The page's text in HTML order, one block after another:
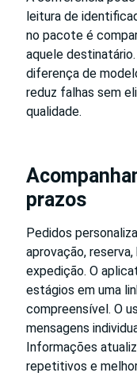
leitura de
no pacote é
aquele
diferença de
reduz falhas sem
qualidade.
prazos
Pedidos
aprovação,
expedição. O
estágios em uma
compreensível. O
mensagens
Informações
repetitivos e